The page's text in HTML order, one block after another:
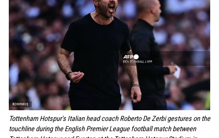
Tottenham Hotspur's Italian head coach Roberto De Zerbi gestures on the
touchline during the English Premier League football match between